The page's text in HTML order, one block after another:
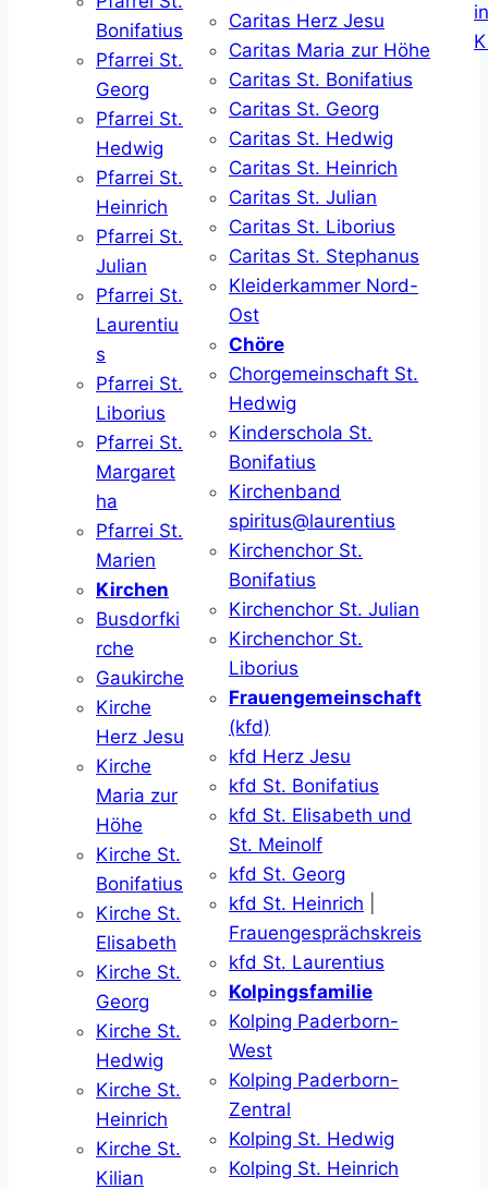
Bonifatius
Pfarrei St.
Georg
Pfarrei St.
Hedwig
Pfarrei St.
Heinrich
Pfarrei St.
Julian
Pfarrei St.
Laurentiu
s
Pfarrei St.
Liborius
Pfarrei St.
Margaret
ha
Pfarrei St.
Marien
Kirchen
Busdorfki
rche
Gaukirche
Kirche
Herz Jesu
Kirche
Maria zur
Höhe
Kirche St.
Bonifatius
Kirche St.
Elisabeth
Kirche St.
Georg
Kirche St.
Hedwig
Kirche St.
Heinrich
Kirche St.
Kilian
Caritas Herz Jesu
Caritas Maria zur Höhe
Caritas St. Bonifatius
Caritas St. Georg
Caritas St. Hedwig
Caritas St. Heinrich
Caritas St. Julian
Caritas St. Liborius
Caritas St. Stephanus
Kleiderkammer Nord-
Ost
Chöre
Chorgemeinschaft St.
Hedwig
Kinderschola St.
Bonifatius
Kirchenband
spiritus@laurentius
Kirchenchor St.
Bonifatius
Kirchenchor St. Julian
Kirchenchor St.
Liborius
Frauengemeinschaft
(kfd)
kfd Herz Jesu
kfd St. Bonifatius
kfd St. Elisabeth und
St. Meinolf
kfd St. Georg
kfd St. Heinrich
Frauengesprächskreis
kfd St. Laurentius
Kolpingsfamilie
Kolping Paderborn-
West
Kolping Paderborn-
Zentral
Kolping St. Hedwig
Kolping St. Heinrich